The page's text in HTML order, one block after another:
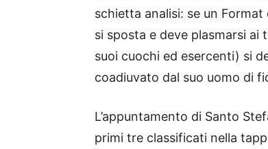
schietta analisi: se un
si sposta e deve plasmarsi
suoi cuochi ed esercenti) si
coadiuvato dal suo uomo di
L’appuntamento di Santo
primi tre classificati nella